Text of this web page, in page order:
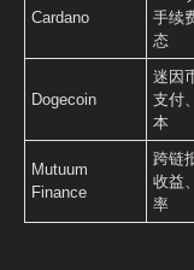
Cardano
手续
态
Dogecoin
迷因
支付
本
Mutuum
Finance
跨链
收益
率